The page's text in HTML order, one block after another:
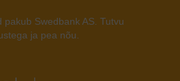
pakub Swedbank AS. Tutvu
ja pea nõu.